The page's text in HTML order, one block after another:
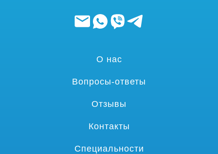
О нас
Вопросы-ответы
Отзывы
Контакты
Специальности